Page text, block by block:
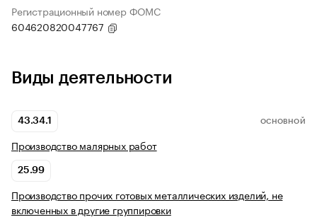
Регистрационный номер ФОМС
604620820047767
Виды деятельности
43.34.1 ОСНОВНОЙ
Производство малярных работ
25.99
Производство прочих готовых металлических изделий, не
включенных в другие группировки